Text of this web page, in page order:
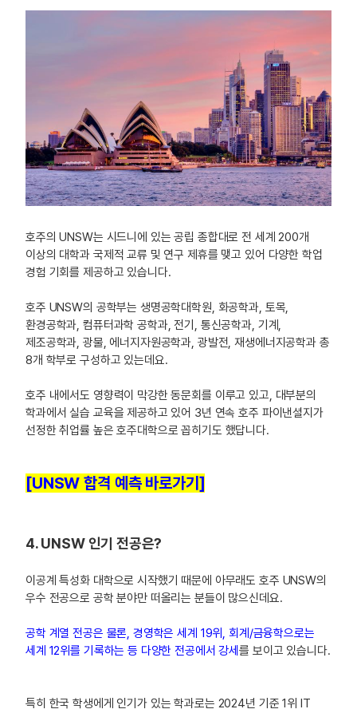
호주의 UNSW는 시드니에 있는 공립 종합대로 전 세계 200개
이상의 대학과 국제적 교류 및 연구 제휴를 맺고 있어 다양한 학업
경험 기회를 제공하고 있습니다.
호주 UNSW의 공학부는 생명공학대학원, 화공학과, 토목,
환경공학과, 컴퓨터과학 공학과, 전기, 통신공학과, 기계,
제조공학과, 광물, 에너지자원공학과, 광발전, 재생에너지공학과 총
8개 학부로 구성하고 있는데요.
호주 내에서도 영향력이 막강한 동문회를 이루고 있고, 대부분의
학과에서 실습 교육을 제공하고 있어 3년 연속 호주 파이낸셜지가
선정한 취업률 높은 호주대학으로 꼽히기도 했답니다.
[UNSW 합격 예측 바로가기]
4. UNSW 인기 전공은?
이공계 특성화 대학으로 시작했기 때문에 아무래도 호주 UNSW의
우수 전공으로 공학 분야만 떠올리는 분들이 많으신데요.
공학 계열 전공은 물론, 경영학은 세계 19위, 회계/금융학으로는
세계 12위를 기록하는 등 다양한 전공에서 강세를 보이고 있습니다.
특히 한국 학생에게 인기가 있는 학과로는 2024년 기준 1위 IT